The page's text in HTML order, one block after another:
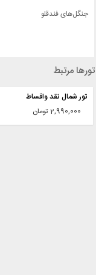
جنگل‌های فندقلو
تورها مرتبط
تور شمال نقد واقساط
2,990,000 تومان